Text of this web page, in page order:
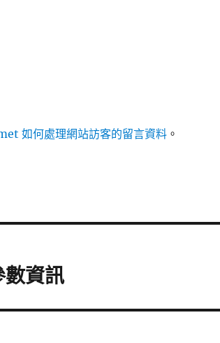
如何處理網站訪客的留言資料 。
資訊